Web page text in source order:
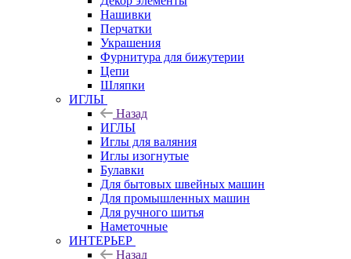
Нашивки
Перчатки
Украшения
Фурнитура для бижутерии
Цепи
Шляпки
ИГЛЫ
Назад
ИГЛЫ
Иглы для валяния
Иглы изогнутые
Булавки
Для бытовых швейных машин
Для промышленных машин
Для ручного шитья
Наметочные
ИНТЕРЬЕР
Назад